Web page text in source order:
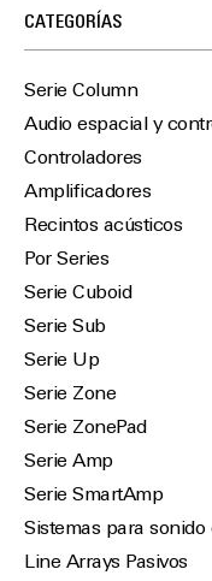
CATEGORÍAS
Serie Column
Audio espacial y
Controladores
Amplificadores
Recintos acústicos
Por Series
Serie Cuboid
Serie Sub
Serie Up
Serie Zone
Serie ZonePad
Serie Amp
Serie SmartAmp
Sistemas para sonido
Line Arrays Pasivos